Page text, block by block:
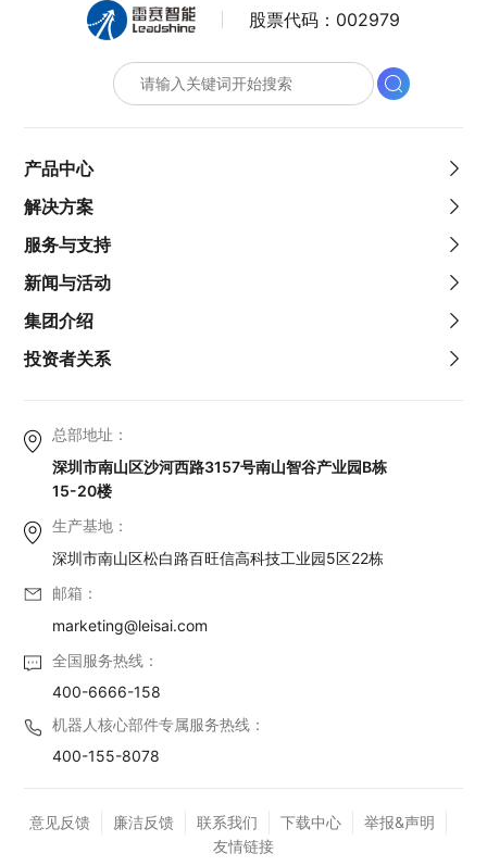
股票代码： 002979
总部地址：
深圳市南山区沙河西路3157号南山智谷产业园B栋
15-20楼
生产基地：
深圳市南山区松白路百旺信高科技工业园5区22栋
邮箱：
marketing@leisai.com
全国服务热线：
400-6666-158
机器人核心部件专属服务热线：
400-155-8078
产品中心
解决方案
服务与支持
新闻与活动
集团介绍
投资者关系
意见反馈 廉洁反馈 联系我们 下载中心
举报&声明
友情链接